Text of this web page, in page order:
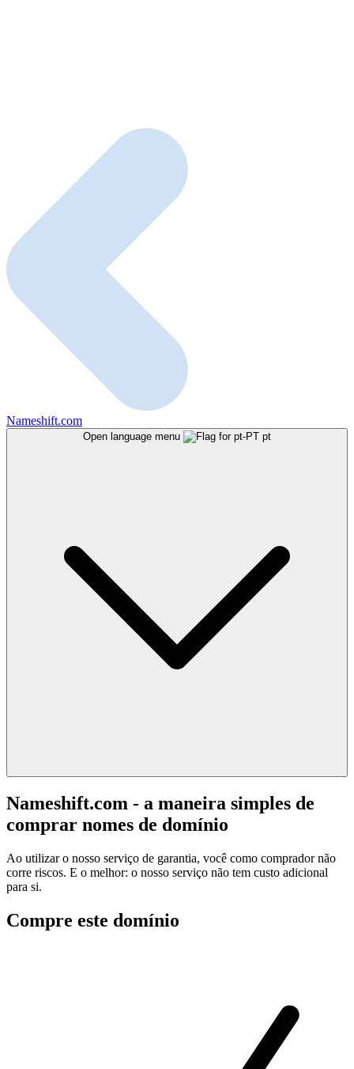
Nameshift.com
Open language menu pt
Nameshift.com - a maneira simples de
comprar nomes de domínio
Ao utilizar o nosso serviço de garantia, você como comprador não
corre riscos. E o melhor: o nosso serviço não tem custo adicional
para si.
Compre este domínio